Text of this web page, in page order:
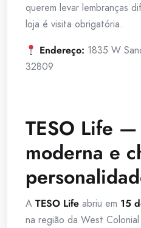
querem levar lembranças
loja é visita obrigatória.
Endereço: 1835 W
32809
TESO Life
moderna e
A TESO Life abriu em 15
na região da West